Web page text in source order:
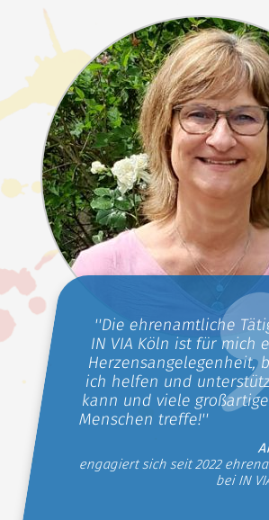
''Die ehrenamtliche
IN VIA Köln ist für mich
Herzensangelegenheit,
ich helfen und
kann und viele großartige
Menschen treffe!''
engagiert sich seit 2022
bei IN